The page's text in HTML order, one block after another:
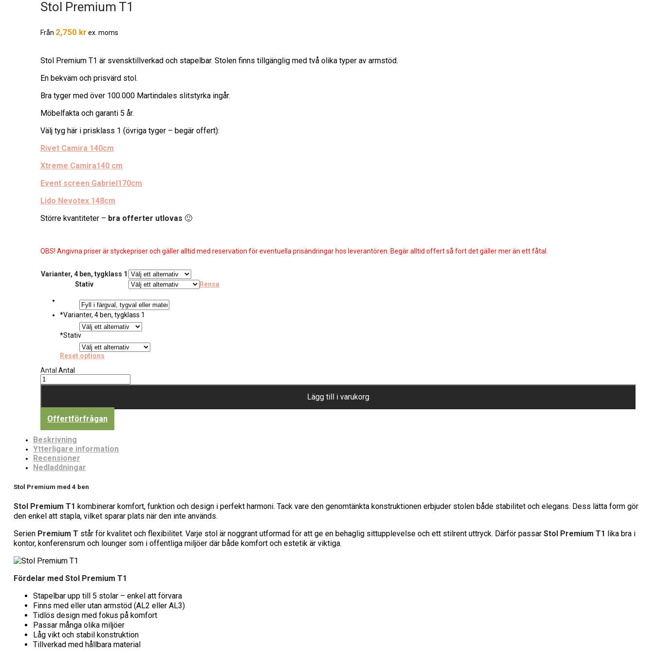
Stol Premium T1
Från 2,750 kr ex. moms
Stol Premium T1 är svensktillverkad och stapelbar. Stolen finns tillgänglig med två olika typer av armstöd.
En bekväm och prisvärd stol.
Bra tyger med över 100.000 Martindales slitstyrka ingår.
Möbelfakta och garanti 5 år.
Välj tyg här i prisklass 1 (övriga tyger – begär offert):
Rivet Camira 140cm
Xtreme Camira140 cm
Event screen Gabriel170cm
Lido Nevotex 148cm
Större kvantiteter – bra offerter utlovas 🙂
OBS! Angivna priser är styckepriser och gäller alltid med reservation för eventuella prisändringar hos leverantören. Begär alltid offert så fort det gäller mer än ett fåtal.
Varianter, 4 ben, tygklass 1
Stativ
Rensa
*Varianter, 4 ben, tygklass 1
*Stativ
Reset options
Antal Antal
Lägg till i varukorg
Offertförfrågan
Beskrivning
Ytterligare information
Recensioner
Nedladdningar
Stol Premium med 4 ben
Stol Premium T1 kombinerar komfort, funktion och design i perfekt harmoni. Tack vare den genomtänkta konstruktionen erbjuder stolen både stabilitet och elegans. Dess lätta form gör
den enkel att stapla, vilket sparar plats när den inte används.
Serien Premium T står för kvalitet och flexibilitet. Varje stol är noggrant utformad för att ge en behaglig sittupplevelse och ett stilrent uttryck. Därför passar Stol Premium T1
lika bra i
kontor, konferensrum och lounger som i offentliga miljöer där både komfort och estetik är viktiga.
Fördelar med Stol Premium T1
Stapelbar upp till 5 stolar – enkel att förvara
Finns med eller utan armstöd (AL2 eller AL3)
Tidlös design med fokus på komfort
Passar många olika miljöer
Låg vikt och stabil konstruktion
Tillverkad med hållbara material